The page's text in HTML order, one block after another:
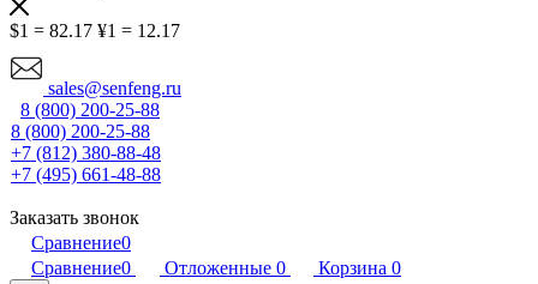
$1 = 82.17 ¥1 = 12.17
sales@senfeng.ru
8 (800) 200-25-88
8 (800) 200-25-88
+7 (812) 380-88-48
+7 (495) 661-48-88
Заказать звонок
Сравнение0
Сравнение0 Отложенные 0 Корзина 0